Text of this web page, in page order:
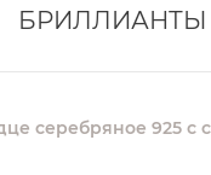
БРИЛЛИАНТЫ
серебряное 925 с